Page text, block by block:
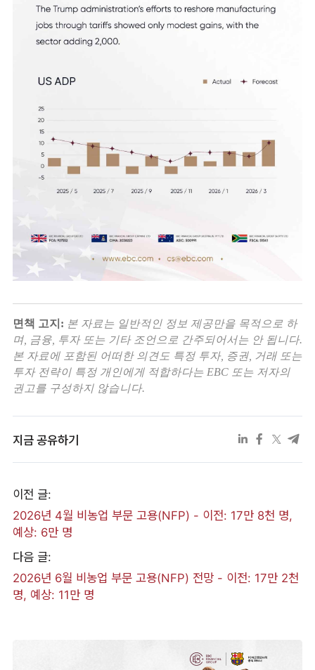
면책 고지: 본 자료는 일반적인 정보 제공만을 목적으로 하
며, 금융, 투자 또는 기타 조언으로 간주되어서는 안 됩니다.
본 자료에 포함된 어떠한 의견도 특정 투자, 증권, 거래 또는
투자 전략이 특정 개인에게 적합하다는 EBC 또는 저자의
권고를 구성하지 않습니다.
지금 공유하기
이전 글:
2026년 4월 비농업 부문 고용(NFP) - 이전: 17만 8천 명,
예상: 6만 명
다음 글:
2026년 6월 비농업 부문 고용(NFP) 전망 - 이전: 17만 2천
명, 예상: 11만 명